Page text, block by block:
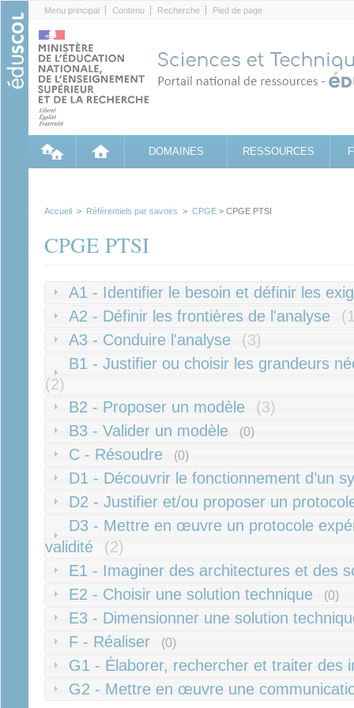
Menu principal Contenu Recherche Pied de page
DOMAINES RESSOURCES
Accueil > Référentiels par savoirs > CPGE > CPGE PTSI
CPGE PTSI
A1 - Identifier le besoin et définir les
A2 - Définir les frontières de l'analyse
A3 - Conduire l'analyse
(3)
B1 - Justifier ou choisir les grandeurs
(2)
B2 - Proposer un modèle
(3)
B3 - Valider un modèle
(0)
C - Résoudre (0)
D1 - Découvrir le fonctionnement d’un
D2 - Justifier et/ou proposer un
D3 - Mettre en œuvre un protocole
validité
(2)
E1 - Imaginer des architectures et des
E2 - Choisir une solution technique
(0)
E3 - Dimensionner une solution
F - Réaliser
(0)
G1 - Élaborer, rechercher et traiter des
G2 - Mettre en œuvre une